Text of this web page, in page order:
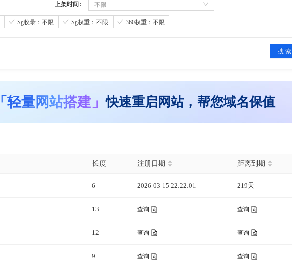
上架时间 不限
Sg收录：不限 Sg权重：不限 360权重：不限
搜 索
「轻量网站搭建」快速重启网站，帮您域名保值
长度 注册日期 距离到期
6 2026-03-15 22:22:01 219天
13 查询 查询
12 查询 查询
9 查询 查询